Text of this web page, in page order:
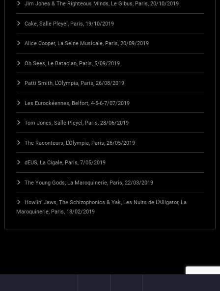
Jim Jones & The Righteous Minds, Le Gibus, Paris, 20/10/2019
Cake, Salle Pleyel, Paris, 19/10/2019
Alice Cooper, La Seine Musicale, Paris, 20/09/2019
Oh Sees, Le Bataclan, Paris, 5/09/2019
Patti Smith, L’Olympia, Paris, 26/08/2019
Les Eurockéennes, Belfort, 4-5-6-7/07/2019
Tom Jones, Salle Pleyel, Paris, 28/06/2019
The Raconteurs, L’Olympia, Paris, 26/05/2019
dEUS, La Cigale, Paris, 7/05/2019
The Young Gods, La Maroquinerie, Paris, 22/03/2019
Howlin’ Jaws, The Schizophonics & Yak, Les Nuits de L’Alligator, La
Maroquinerie, Paris, 18/02/2019